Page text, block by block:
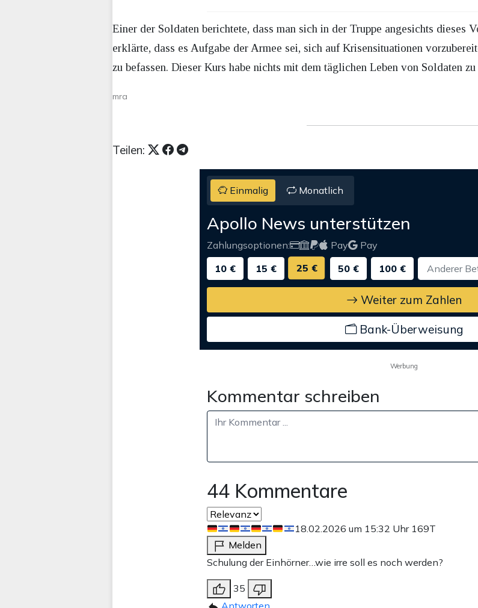
Einer der Soldaten berichtete, dass man sich in der Truppe angesichts dieses
erklärte, dass es Aufgabe der Armee sei, sich auf Krisensituationen
zu befassen. Dieser Kurs habe nichts mit dem täglichen Leben von Soldaten zu
mra
Teilen:
Einmalig Monatlich
Apollo News unterstützen
Zahlungsoptionen: Pay
Pay
10 €
15 € 25 € 50 € 100 €
Weiter zum Zahlen
Bank-Überweisung
Werbung
Kommentar schreiben
44 Kommentare
18.02.2026 um 15:32 Uhr 169T
Melden
Schulung der Einhörner…wie irre soll es noch werden?
35